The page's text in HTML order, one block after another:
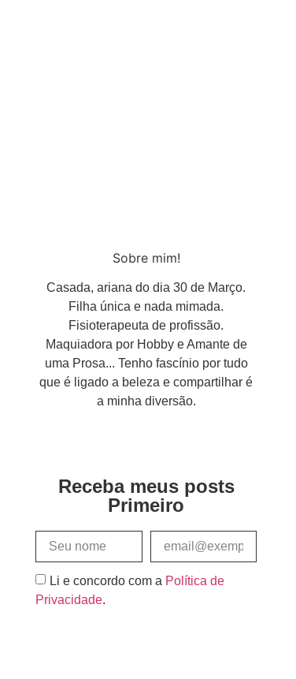
Sobre mim!
Casada, ariana do dia 30 de Março.
Filha única e nada mimada.
Fisioterapeuta de profissão.
Maquiadora por Hobby e Amante de
uma Prosa... Tenho fascínio por tudo
que é ligado a beleza e compartilhar é
a minha diversão.
Receba meus posts
Primeiro
Li e concordo com a Política de
Privacidade.